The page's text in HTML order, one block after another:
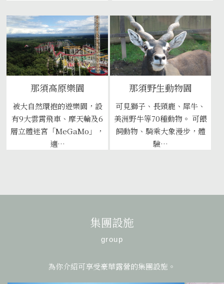
那須高原樂園
被大自然環抱的遊樂園，設
有9大雲霄飛車、摩天輪及6
層立體迷宮「MeGaMo」，
適…
那須野生動物園
可見獅子、長頸鹿、犀牛、
美洲野牛等70種動物。 可餵
飼動物、騎乘大象漫步，體
驗…
集團設施
group
為你介紹可享受豪華露營的集團設施。